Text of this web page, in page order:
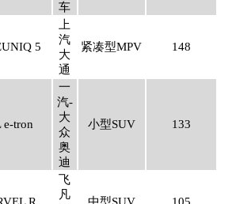
车
5
上
汽
大
通
紧凑型MPV 148
e-tron
一
汽-
大
众
奥
迪
小型SUV 133
飞
凡